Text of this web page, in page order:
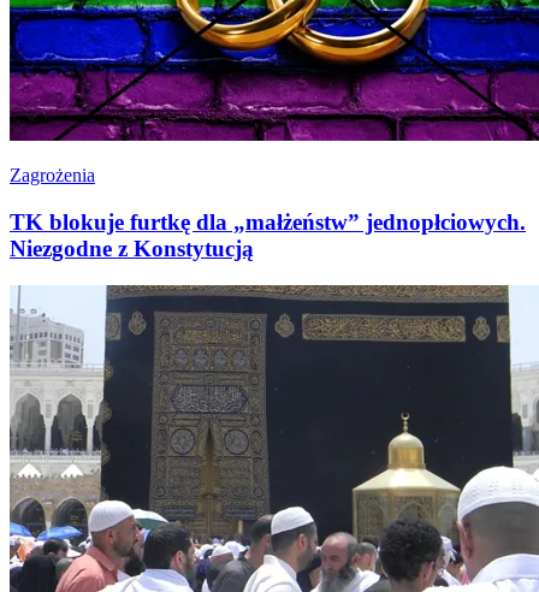
Zagrożenia
TK blokuje furtkę dla „małżeństw” jednopłciowych.
Niezgodne z Konstytucją